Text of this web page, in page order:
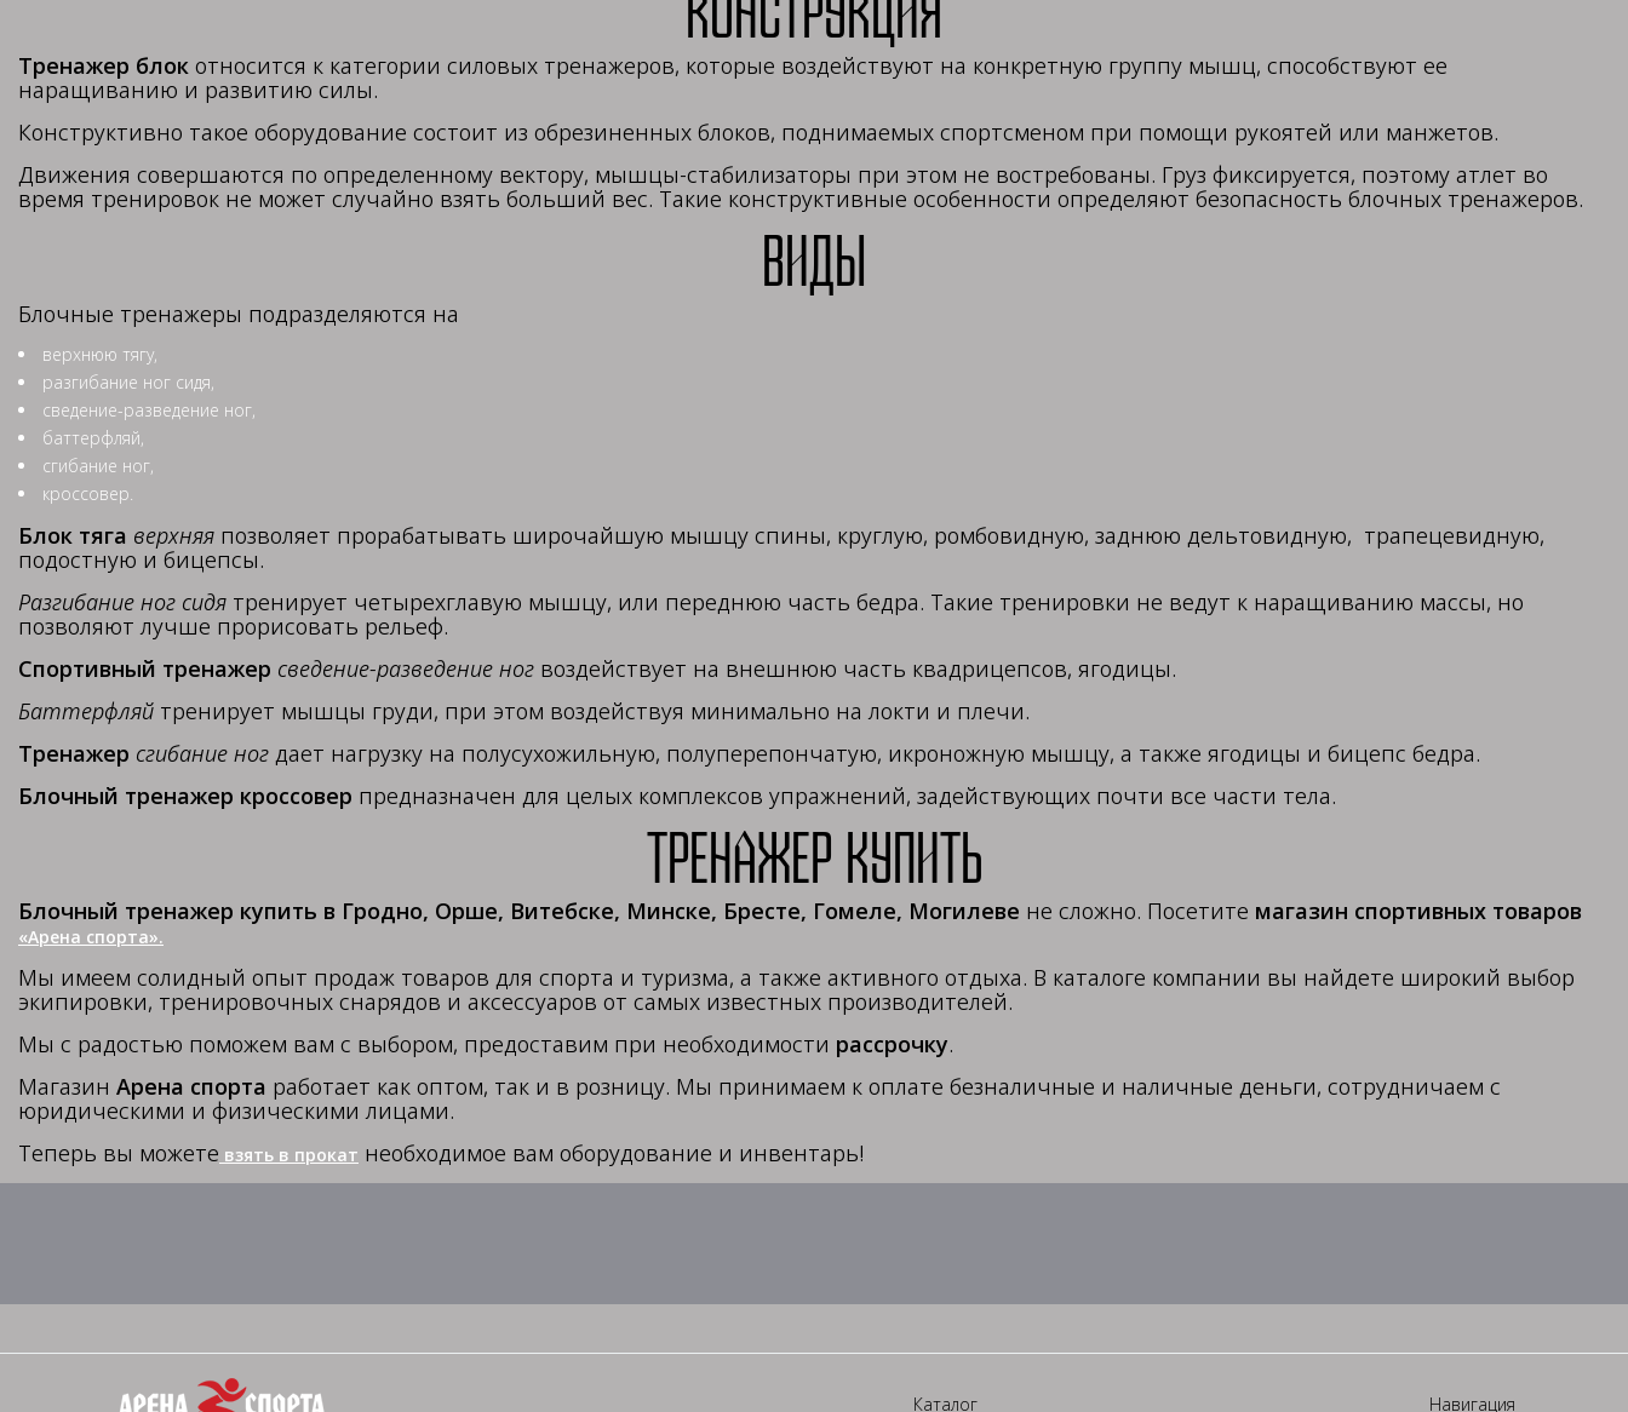
Конструкция
Тренажер блок относится к категории силовых тренажеров, которые воздействуют на конкретную группу мышц, способствуют ее
наращиванию и развитию силы.
Конструктивно такое оборудование состоит из обрезиненных блоков, поднимаемых спортсменом при помощи рукоятей или манжетов.
Движения совершаются по определенному вектору, мышцы-стабилизаторы при этом не востребованы. Груз фиксируется, поэтому атлет во
время тренировок не может случайно взять больший вес. Такие конструктивные особенности определяют безопасность блочных тренажеров.
Виды
Блочные тренажеры подразделяются на
верхнюю тягу,
разгибание ног сидя,
сведение-разведение ног,
баттерфляй,
сгибание ног,
кроссовер.
Блок тяга верхняя позволяет прорабатывать широчайшую мышцу спины, круглую, ромбовидную, заднюю дельтовидную, трапецевидную,
подостную и бицепсы.
Разгибание ног сидя тренирует четырехглавую мышцу, или переднюю часть бедра. Такие тренировки не ведут к наращиванию массы, но
позволяют лучше прорисовать рельеф.
Спортивный тренажер сведение-разведение ног воздействует на внешнюю часть квадрицепсов, ягодицы.
Баттерфляй тренирует мышцы груди, при этом воздействуя минимально на локти и плечи.
Тренажер сгибание ног дает нагрузку на полусухожильную, полуперепончатую, икроножную мышцу, а также ягодицы и бицепс бедра.
Блочный тренажер кроссовер предназначен для целых комплексов упражнений, задействующих почти все части тела.
Тренажер купить
Блочный тренажер купить в Гродно, Орше, Витебске, Минске, Бресте, Гомеле, Могилеве не сложно. Посетите магазин спортивных товаров
«Арена спорта».
Мы имеем солидный опыт продаж товаров для спорта и туризма, а также активного отдыха. В каталоге компании вы найдете широкий выбор
экипировки, тренировочных снарядов и аксессуаров от самых известных производителей.
Мы с радостью поможем вам с выбором, предоставим при необходимости рассрочку.
Магазин Арена спорта работает как оптом, так и в розницу. Мы принимаем к оплате безналичные и наличные деньги, сотрудничаем с
юридическими и физическими лицами.
Теперь вы можете взять в прокат необходимое вам оборудование и инвентарь!
Каталог Навигация